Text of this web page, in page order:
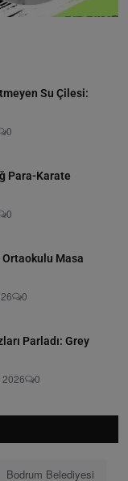
Su Çilesi:
0
Para-Karate
0
Ortaokulu Masa
0
Parladı: Grey
2026 0
Bodrum Belediyesi